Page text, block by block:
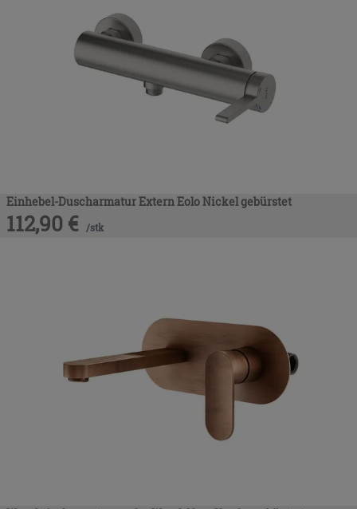
Einhebel-Duscharmatur Extern Eolo Nickel gebürstet
112,90 € /stk